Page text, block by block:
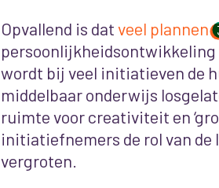
Opvallend is datveel plannen
persoonlijkheidsontwikkeling
wordt bij veel initiatieven de
middelbaar onderwijs
ruimte voor creativiteit en
initiatiefnemers de rol van de
vergroten.